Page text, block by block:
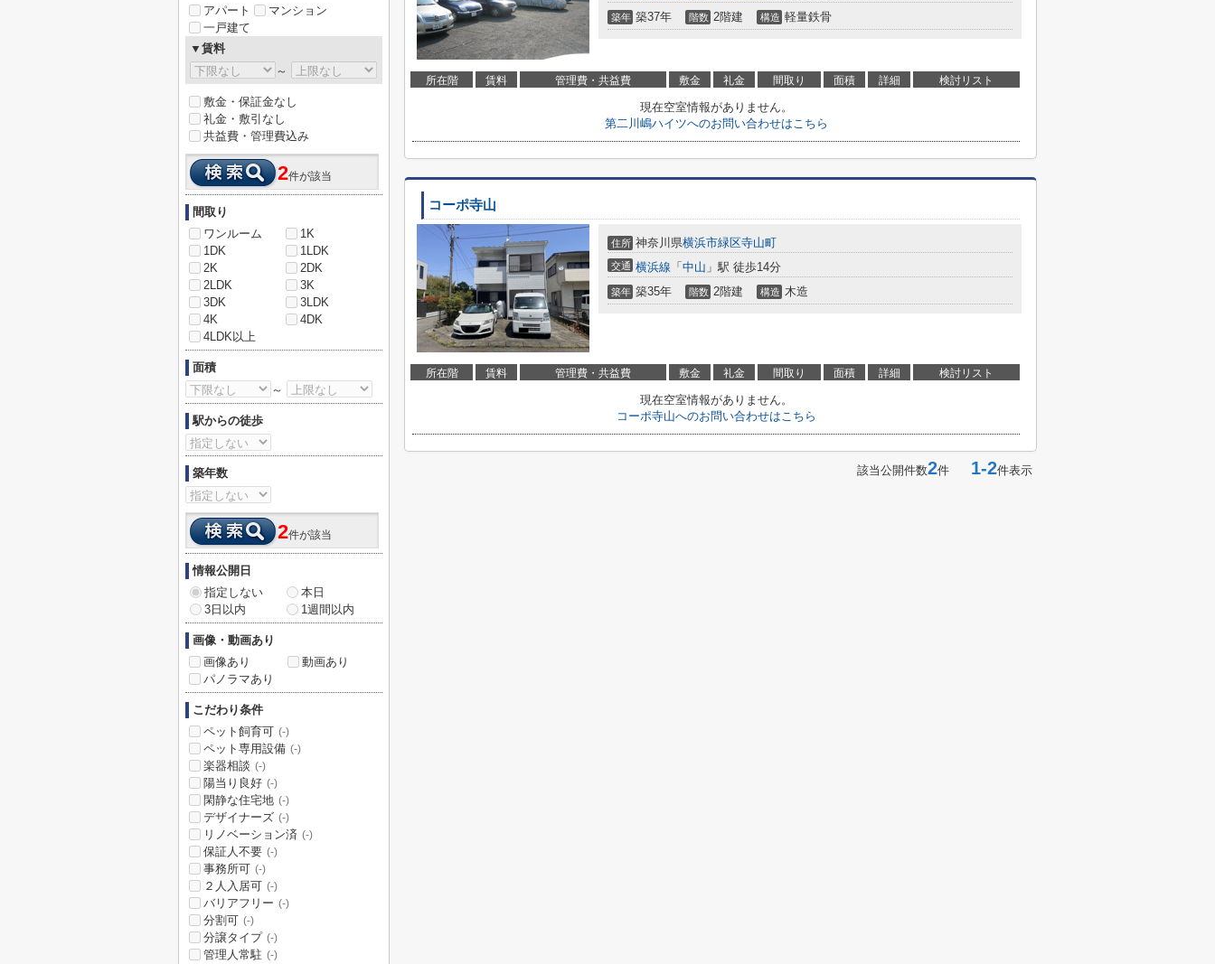
築年 築37年 階数 2階建 構造 軽量鉄骨
所在階 賃料 管理費・共益費 敷金 礼金 間取り 面積 詳細 検討リスト
現在空室情報がありません。
第二川嶋ハイツへのお問い合わせはこちら
コーポ寺山
住所 神奈川県横浜市緑区寺山町
交通 横浜線 「 中山 」駅 徒歩14分
築年 築35年 階数 2階建 構造 木造
所在階 賃料 管理費・共益費 敷金 礼金 間取り 面積 詳細 検討リスト
現在空室情報がありません。
コーポ寺山へのお問い合わせはこちら
該当公開件数2件 1-2件表示
アパート
マンション
一戸建て
▼賃料
～
敷金・保証金なし
礼金・敷引なし
共益費・管理費込み
2件が該当
間取り
ワンルーム
1K
1DK
1LDK
2K
2DK
2LDK
3K
3DK
3LDK
4K
4DK
4LDK以上
面積
～
駅からの徒歩
築年数
2件が該当
情報公開日
指定しない
本日
3日以内
1週間以内
画像・動画あり
画像あり
動画あり
パノラマあり
こだわり条件
ペット飼育可 (-)
ペット専用設備 (-)
楽器相談 (-)
陽当り良好 (-)
閑静な住宅地 (-)
デザイナーズ (-)
リノベーション済 (-)
保証人不要 (-)
事務所可 (-)
２人入居可 (-)
バリアフリー (-)
分割可 (-)
分譲タイプ (-)
管理人常駐 (-)